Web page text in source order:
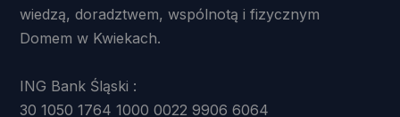
wiedzą, doradztwem, wspólnotą i fizycznym
Domem w Kwiekach.
ING Bank Śląski :
30 1050 1764 1000 0022 9906 6064